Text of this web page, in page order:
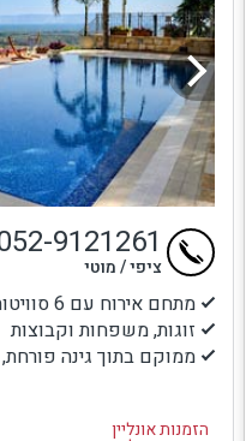
מתחם אירוח עם 6 סוויטות אבן
זוגות, משפחות וקבוצות
ממוקם בתוך גינה
הזמנות אונליין
9121261
ציפי / מוטי